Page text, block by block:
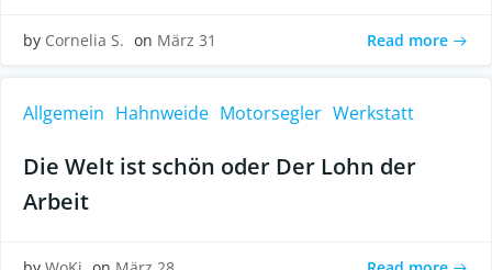
by Cornelia S. on März 31 Read more
Allgemein Hahnweide Motorsegler Werkstatt
Die Welt ist schön oder Der Lohn der
Arbeit